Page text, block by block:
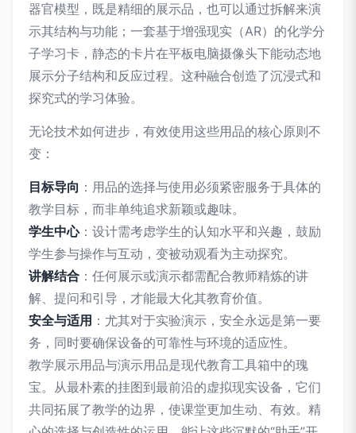
器官模型，既是精细的展示品，也可以通过拆解来演
示其结构与功能；一套基于增强现实（AR）的化学分
子学习卡，静态的卡片在平板电脑摄像头下能动态地
展示分子结构和反应过程。这种融合创造了沉浸式和
探究式的学习体验。
无论技术如何进步，有效使用这些用品的核心原则不
变：
目标导向 ：用品的选择与使用必须紧密服务于具体的
教学目标，而非单纯追求新颖或趣味。
学生中心：设计需考虑学生的认知水平和兴趣，鼓励
学生参与操作与互动，变被动观看为主动探究。
讲解结合 ：任何展示或演示都需配合教师精炼的讲
解、提问和引导，才能最大化其教育价值。
安全与适用 ：尤其对于实验演示，安全永远是第一要
务，同时要确保设备的可靠性与环境的适应性。
教学展示用品与演示用品是现代教育工具箱中的瑰
宝。从最朴素的挂图到最前沿的虚拟现实设备，它们
共同拓展了教学的边界，使课堂更加生动、有效。精